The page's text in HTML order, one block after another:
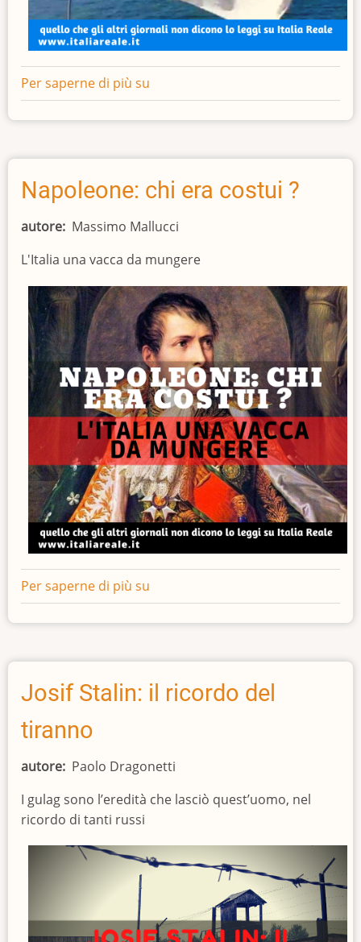
Per saperne di più su
propaganda
neoborbonica
Napoleone: chi era costui ?
autore Massimo Mallucci
L'Italia una vacca da mungere
Per saperne di più su
chi
era
?
Josif Stalin: il ricordo del
tiranno
autore Paolo Dragonetti
I gulag sono l’eredità che lasciò quest’uomo, nel
ricordo di tanti russi